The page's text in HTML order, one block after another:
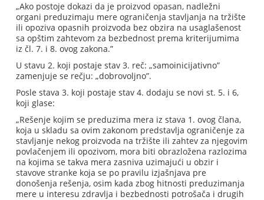
„Ako postoje dokazi da je proizvod opasan, nadležni
organi preduzimaju mere ograničenja stavljanja na tržište
ili opoziva opasnih proizvoda bez obzira na usaglašenost
sa opštim zahtevom za bezbednost prema kriterijumima
iz čl. 7. i 8. ovog zakona.”
U stavu 2. koji postaje stav 3. reč: „samoinicijativno”
zamenjuje se rečju: „dobrovoljno”.
Posle stava 3. koji postaje stav 4. dodaju se novi st. 5. i 6,
koji glase:
„Rešenje kojim se preduzima mera iz stava 1. ovog člana,
koja u skladu sa ovim zakonom predstavlja ograničenje za
stavljanje nekog proizvoda na tržište ili zahtev za njegovim
povlačenjem ili opozivom, mora biti obrazložena razlozima
na kojima se takva mera zasniva uzimajući u obzir i
stavove stranke koja se po pravilu izjašnjava pre
donošenja rešenja, osim kada zbog hitnosti preduzimanja
mere u interesu zdravlja i bezbednosti potrošača i drugih